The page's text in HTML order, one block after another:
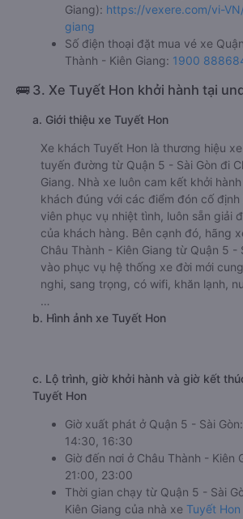
Giang): https://vexere.com/vi-
giang
Số điện thoại đặt mua vé xe
Thành - Kiên Giang: 1900
🚌 3. Xe Tuyết Hon khởi hành tại
a. Giới thiệu xe Tuyết Hon
Xe khách Tuyết Hon là thương hiệu
tuyến đường từ Quận 5 - Sài Gòn đi
Giang. Nhà xe luôn cam kết khởi
khách đúng với các điểm đón cố
viên phục vụ nhiệt tình, luôn sẵn giải
của khách hàng. Bên cạnh đó, hãng
Châu Thành - Kiên Giang từ Quận 5 -
vào phục vụ hệ thống xe đời mới
nghi, sang trọng, có wifi, khăn lạnh,
…
b. Hình ảnh xe Tuyết Hon
c. Lộ trình, giờ khởi hành và giờ kết
Tuyết Hon
Giờ xuất phát ở Quận 5 - Sài
14:30, 16:30
Giờ đến nơi ở Châu Thành - Kiên
21:00, 23:00
Thời gian chạy từ Quận 5 - Sài
Kiên Giang của nhà xe Tuyết Hon